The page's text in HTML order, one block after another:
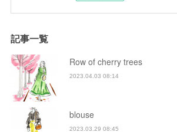
記事一覧
Row of cherry trees
2023.04.03 08:14
blouse
2023.03.29 08:45